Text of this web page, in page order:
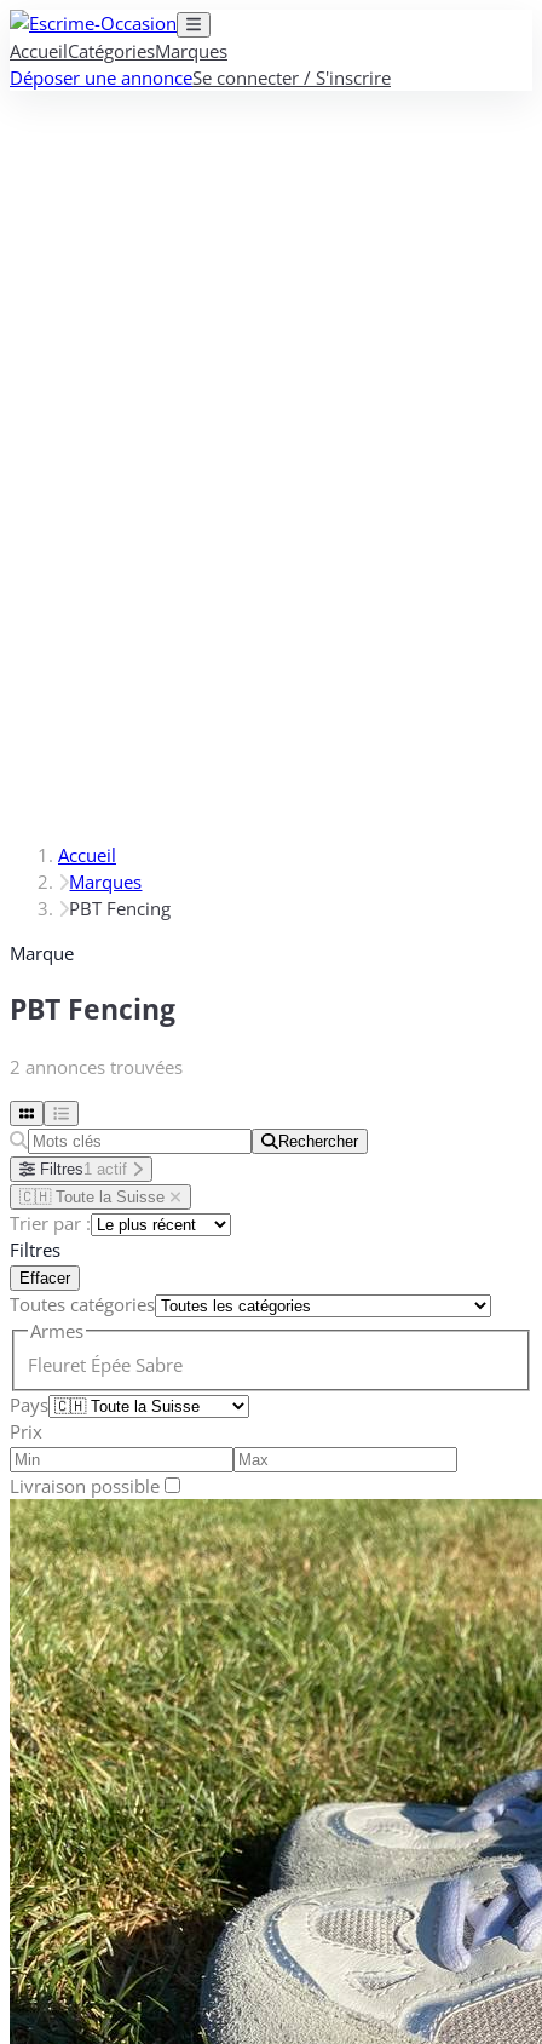
AccueilCatégoriesMarques
Déposer une annonceSe connecter / S'inscrire
Accueil
Marques
PBT Fencing
Marque
PBT Fencing
2 annonces trouvées
Rechercher
Rechercher
Filtres1 actif
🇨🇭 Toute la Suisse
Trier par :
Filtres
Effacer
Toutes catégories
Armes
Fleuret Épée Sabre
Pays
Prix
Livraison possible